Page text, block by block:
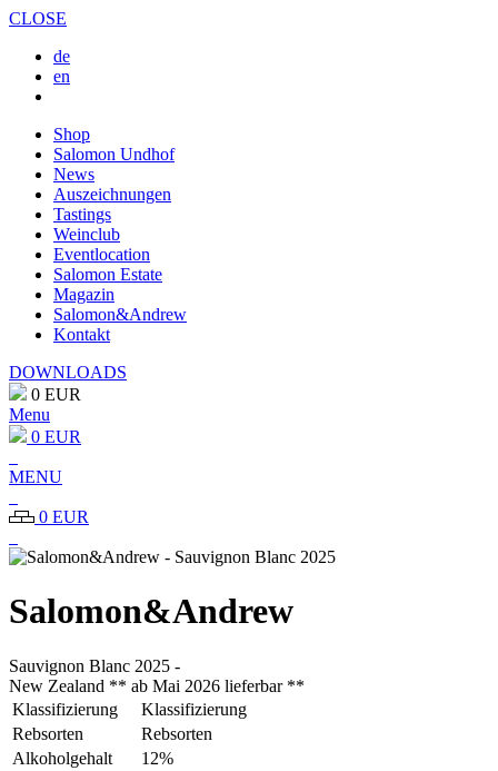
CLOSE
de
en
Shop
Salomon Undhof
News
Auszeichnungen
Tastings
Weinclub
Eventlocation
Salomon Estate
Magazin
Salomon&Andrew
Kontakt
DOWNLOADS
0 EUR
Menu
0 EUR
MENU
0 EUR
Salomon&Andrew
Sauvignon Blanc 2025 -
New Zealand ** ab Mai 2026 lieferbar **
Klassifizierung
Klassifizierung
Rebsorten
Rebsorten
Alkoholgehalt
12%